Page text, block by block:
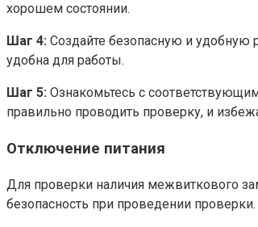
хорошем состоянии.
Шаг 4: Создайте безопасную и удобную
удобна для работы.
Шаг 5: Ознакомьтесь с
правильно проводить проверку, и
Отключение питания
Для проверки наличия межвиткового
безопасность при проведении проверки.